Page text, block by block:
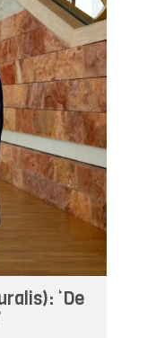
‘De